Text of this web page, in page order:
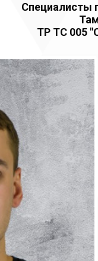
Специалисты
ТР ТС 005